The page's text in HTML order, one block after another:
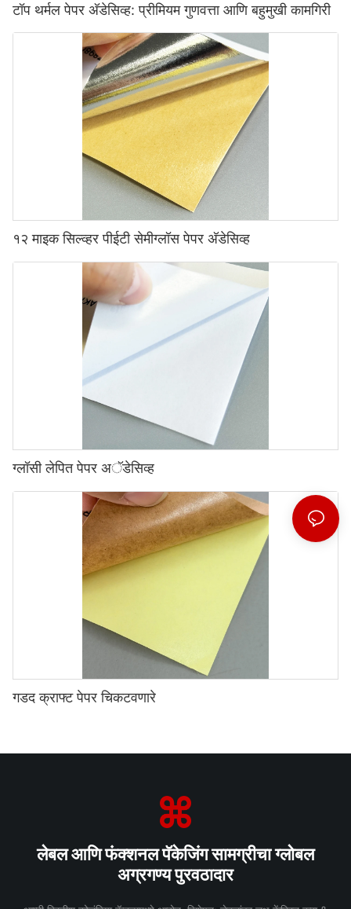
टॉप थर्मल पेपर अ‍ॅडेसिव्ह: प्रीमियम गुणवत्ता आणि बहुमुखी कामगिरी
१२ माइक सिल्व्हर पीईटी सेमीग्लॉस पेपर अ‍ॅडेसिव्ह
ग्लॉसी लेपित पेपर अॅडेसिव्ह
गडद क्राफ्ट पेपर चिकटवणारे
लेबल आणि फंक्शनल पॅकेजिंग सामग्रीचा ग्लोबल
अग्रगण्य पुरवठादार